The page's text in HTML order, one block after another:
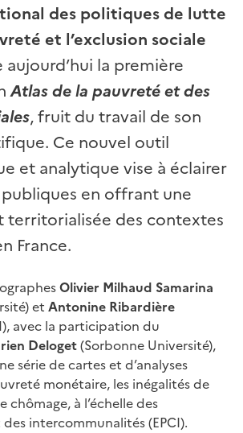
des politiques de lutte
et l’exclusion sociale
aujourd’hui la première
Atlas de la pauvreté et des
, fruit du travail de son
Ce nouvel outil
et analytique vise à éclairer
en offrant une
territorialisée des contextes
France.
Olivier Milhaud Samarina
et Antonine Ribardière
avec la participation du
Deloget(Sorbonne Université),
série de cartes et d’analyses
monétaire, les inégalités de
chômage, à l’échelle des
intercommunalités (EPCI).